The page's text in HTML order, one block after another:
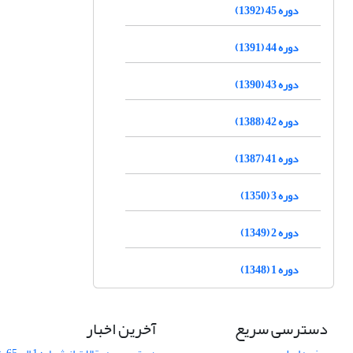
دوره 45 (1392)
دوره 44 (1391)
دوره 43 (1390)
دوره 42 (1388)
دوره 41 (1387)
دوره 3 (1350)
دوره 2 (1349)
دوره 1 (1348)
دسترسی سریع آخرین اخبار